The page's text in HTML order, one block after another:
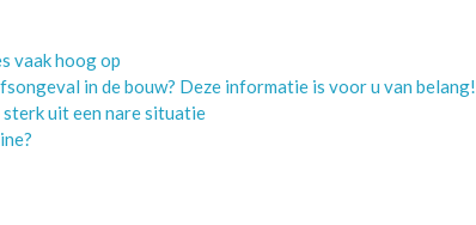
vaak hoog op
in de bouw? Deze informatie is voor u van belang!
sterk uit een nare situatie